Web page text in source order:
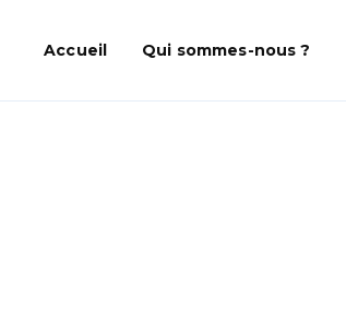
Accueil Qui sommes-nous ?